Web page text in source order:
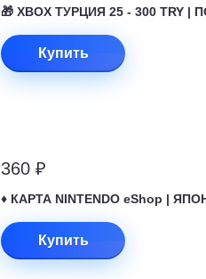
🎁 XBOX ТУРЦИЯ 25 - 300 TRY
Купить
360 ₽
♦️ КАРТА NINTENDO eShop |
Купить